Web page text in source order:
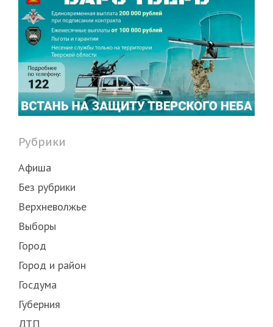
Рубрики
Афиша
Без рубрики
Верхневолжье
Выборы
Город
Город и район
Госдума
Губерния
ДТП